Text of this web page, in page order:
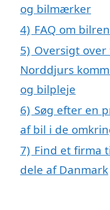
og bilmærker
4) FAQ om
5) Oversigt
Norddjurs
og bilpleje
6) Søg efter en
af bil i de
7) Find et firma
dele af Danmark